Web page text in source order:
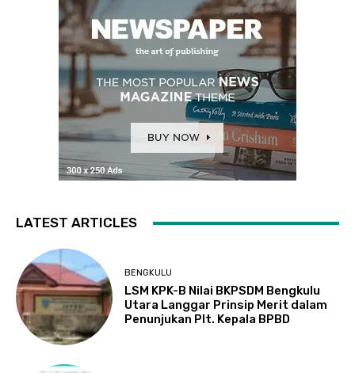
LATEST ARTICLES
BENGKULU
LSM KPK-B Nilai BKPSDM Bengkulu
Utara Langgar Prinsip Merit dalam
Penunjukan Plt. Kepala BPBD